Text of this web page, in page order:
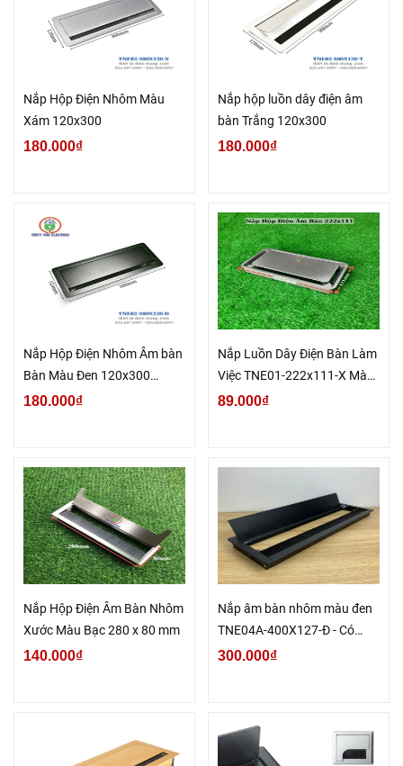
Nắp Hộp Điện Nhôm Màu
Xám 120x300
180.000₫
Nắp hộp luồn dây điện âm
bàn Trắng 120x300
180.000₫
Nắp Hộp Điện Nhôm Âm bàn
Bàn Màu Đen 120x300
(TNE02-300X120-Đ)
180.000₫
Nắp Luồn Dây Điện Bàn Làm
Việc TNE01-222x111-X Màu
Xám
89.000₫
Nắp Hộp Điện Âm Bàn Nhôm
Xước Màu Bạc 280 x 80 mm
140.000₫
Nắp âm bàn nhôm màu đen
TNE04A-400X127-Đ - Có
giảm chấn
300.000₫